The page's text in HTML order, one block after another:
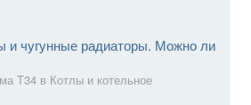
и чугунные радиаторы. Можно ли
T34 в Котлы и котельное